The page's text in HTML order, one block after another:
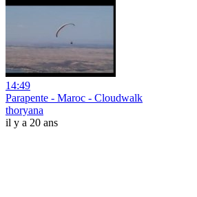
14:49
Parapente - Maroc - Cloudwalk
thoryana
il y a 20 ans